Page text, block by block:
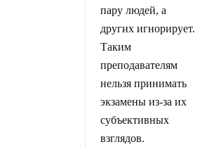
пару людей, а
других игнорирует.
Таким
преподавателям
нельзя принимать
экзамены из-за их
субъективных
взглядов.